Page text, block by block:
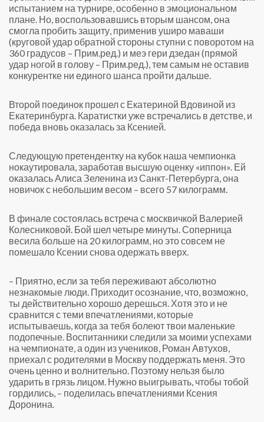
испытанием на турнире, особенно в эмоциональном
плане. Но, воспользовавшись вторым шансом, она
смогла пробить защиту, применив уширо маваши
(круговой удар обратной стороны ступни с поворотом на
360 градусов – Прим.ред.) и меэ гери дзедан (прямой
удар ногой в голову – Прим.ред.), тем самым не оставив
конкурентке ни единого шанса пройти дальше.
Второй поединок прошел с Екатериной Вдовиной из
Екатеринбурга. Каратистки уже встречались в детстве, и
победа вновь оказалась за Ксенией.
Следующую претендентку на кубок наша чемпионка
нокаутировала, заработав высшую оценку «иппон». Ей
оказалась Алиса Зеленина из Санкт-Петербурга, она
новичок с небольшим весом – всего 57 килограмм.
В финале состоялась встреча с москвичкой Валерией
Колесниковой. Бой шел четыре минуты. Соперница
весила больше на 20 килограмм, но это совсем не
помешало Ксении снова одержать вверх.
– Приятно, если за тебя переживают абсолютно
незнакомые люди. Приходит осознание, что, возможно,
ты действительно хорошо дерешься. Хотя это и не
сравнится с теми впечатлениями, которые
испытываешь, когда за тебя болеют твои маленькие
подопечные. Воспитанники следили за моими успехами
на чемпионате, а один из учеников, Роман Автухов,
приехал с родителями в Москву поддержать меня. Это
очень ценно и волнительно. Поэтому нельзя было
ударить в грязь лицом. Нужно выигрывать, чтобы тобой
гордились, – поделилась впечатлениями Ксения
Доронина.